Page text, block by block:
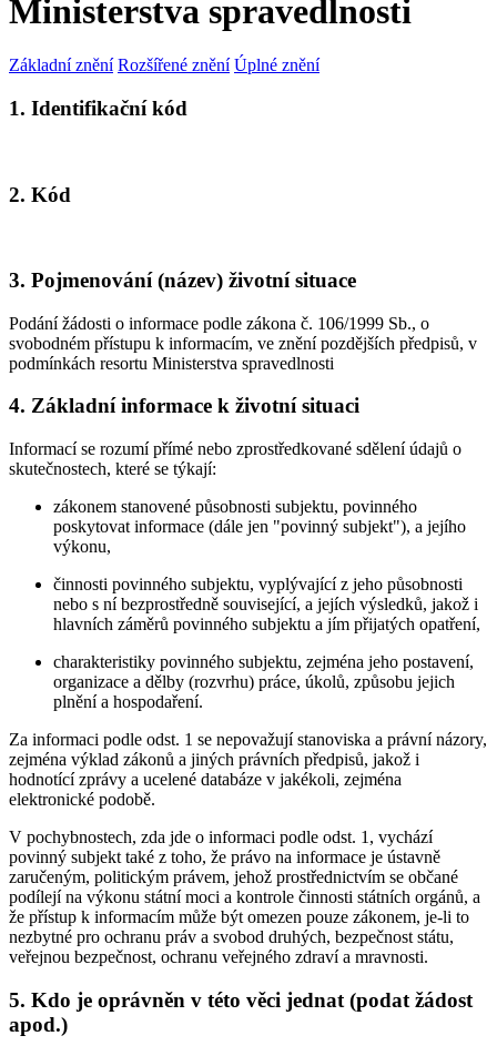
Ministerstva spravedlnosti
Základní znění Rozšířené znění Úplné znění
1. Identifikační kód
2. Kód
3. Pojmenování (název) životní situace
Podání žádosti o informace podle zákona č. 106/1999 Sb., o
svobodném přístupu k informacím, ve znění pozdějších předpisů, v
podmínkách resortu Ministerstva spravedlnosti
4. Základní informace k životní situaci
Informací se rozumí přímé nebo zprostředkované sdělení údajů o
skutečnostech, které se týkají:
zákonem stanovené působnosti subjektu, povinného
poskytovat informace (dále jen "povinný subjekt"), a jejího
výkonu,
činnosti povinného subjektu, vyplývající z jeho působnosti
nebo s ní bezprostředně související, a jejích výsledků, jakož i
hlavních záměrů povinného subjektu a jím přijatých opatření,
charakteristiky povinného subjektu, zejména jeho postavení,
organizace a dělby (rozvrhu) práce, úkolů, způsobu jejich
plnění a hospodaření.
Za informaci podle odst. 1 se nepovažují stanoviska a právní názory,
zejména výklad zákonů a jiných právních předpisů, jakož i
hodnotící zprávy a ucelené databáze v jakékoli, zejména
elektronické podobě.
V pochybnostech, zda jde o informaci podle odst. 1, vychází
povinný subjekt také z toho, že právo na informace je ústavně
zaručeným, politickým právem, jehož prostřednictvím se občané
podílejí na výkonu státní moci a kontrole činnosti státních orgánů, a
že přístup k informacím může být omezen pouze zákonem, je-li to
nezbytné pro ochranu práv a svobod druhých, bezpečnost státu,
veřejnou bezpečnost, ochranu veřejného zdraví a mravnosti.
5. Kdo je oprávněn v této věci jednat (podat žádost
apod.)